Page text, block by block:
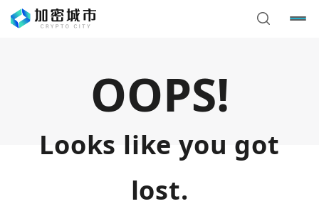
OOPS!
Looks like you got
lost.